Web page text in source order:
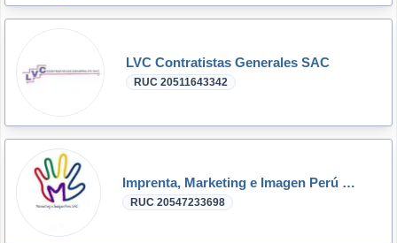
LVC Contratistas Generales SAC
RUC 20511643342
Imprenta, Marketing e Imagen Perú SAC
RUC 20547233698